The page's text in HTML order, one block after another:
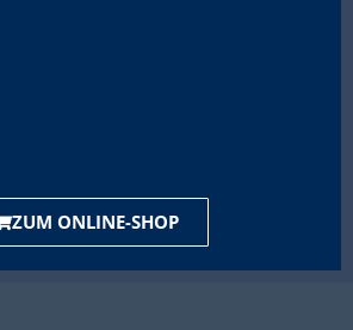
ZUM ONLINE-SHOP